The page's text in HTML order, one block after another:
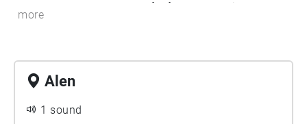
hovedtelefoner kan man gå på opdagelse i parken
der folder sig ud mens man går.
more
Alen
1 sound